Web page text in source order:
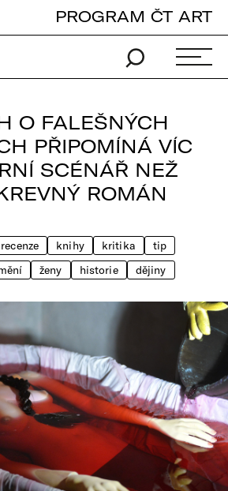
PROGRAM ČT ART
O FALEŠNÝCH
PŘIPOMÍNÁ VÍC
SCÉNÁŘ NEŽ
ROMÁN
recenze knihy kritika
tip
ženy historie dějiny